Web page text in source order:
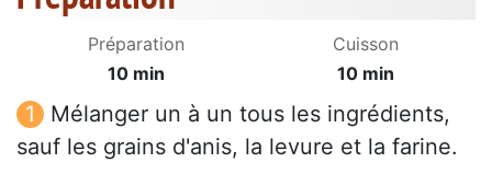
Préparation
10 min
Cuisson
10 min
Mélanger un à un tous les ingrédients,
sauf les grains d'anis, la levure et la farine.